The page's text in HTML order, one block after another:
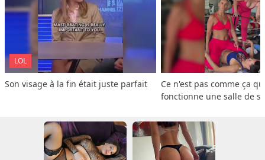
LOL
Son visage à la fin était juste parfait
Ce n'est pas comme ça
fonctionne une salle de